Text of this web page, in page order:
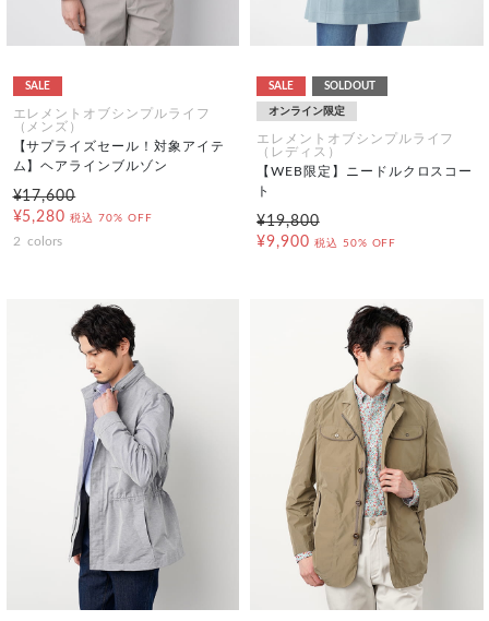
SALE
エレメントオブシンプルライフ
（メンズ）
【サプライズセール！対象アイテ
ム】ヘアラインブルゾン
¥17,600
¥5,280 税込 70% OFF
2 colors
SALE SOLDOUT
オンライン限定
エレメントオブシンプルライフ
（レディス）
【WEB限定】ニードルクロスコー
ト
¥19,800
¥9,900 税込 50% OFF